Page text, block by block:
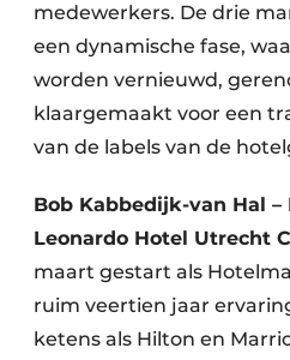
medewerkers. De drie
een dynamische fase,
worden vernieuwd,
klaargemaakt voor een
van de labels van de
Bob Kabbedijk-van Hal –
Leonardo Hotel Utrecht
maart gestart als
ruim veertien jaar
ketens als Hilton en